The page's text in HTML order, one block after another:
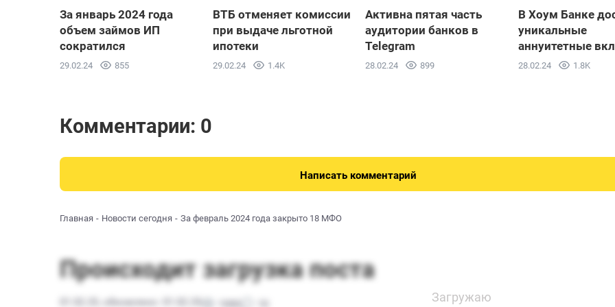
За январь 2024 года
объем займов ИП
сократился
29.02.24 855
ВТБ отменяет комиссии
при выдаче льготной
ипотеки
29.02.24 1.4K
Активна пятая часть
аудитории банков в
Telegram
28.02.24 899
В Хоум Банке
уникальные
аннуитетные
28.02.24 1.8K
Комментарии: 0
Написать комментарий
Главная Новости сегодня За февраль 2024 года закрыто 18 МФО